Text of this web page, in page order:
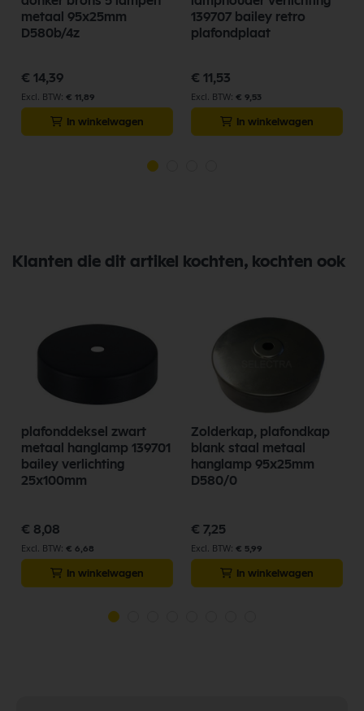
metaal 95x25mm
D580b/4z
€ 14,39
€ 11,89
In winkelwagen
139707 bailey retro
plafondplaat
€ 11,53
€ 9,53
In winkelwagen
Klanten die dit artikel kochten, kochten ook
plafonddeksel zwart
metaal hanglamp 139701
bailey verlichting
25x100mm
€ 8,08
€ 6,68
In winkelwagen
Zolderkap, plafondkap
blank staal metaal
hanglamp 95x25mm
D580/0
€ 7,25
€ 5,99
In winkelwagen